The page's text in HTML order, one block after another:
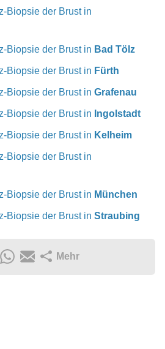
Biopsie der Brust in
Biopsie der Brust in Bad Tölz
Biopsie der Brust in Fürth
Biopsie der Brust in Grafenau
Biopsie der Brust in Ingolstadt
Biopsie der Brust in Kelheim
Biopsie der Brust in
Biopsie der Brust in München
Biopsie der Brust in Straubing
Mehr